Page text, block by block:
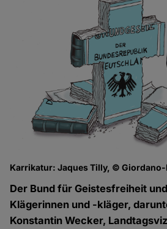
Karrikatur: Jaques Tilly, ©
Der Bund für Geistesfreiheit
Klägerinnen und -kläger,
Konstantin Wecker,